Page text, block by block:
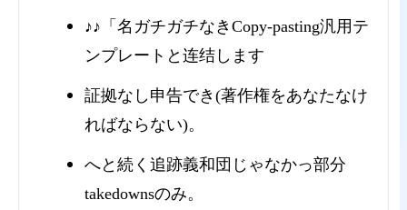
♪♪「名ガチガチなきCopy-pasting汎用テ
ンプレートと连结します
証拠なし申告でき(著作権をあなたなけ
ればならない)。
へと続く追跡義和団じゃなかっ部分
takedownsのみ。